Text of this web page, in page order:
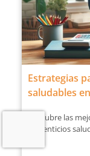
Estrategias
saludables
Descubre las
alimenticios